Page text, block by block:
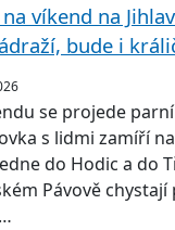
víkend na
bude i
se projede
s lidmi zamíří
do Hodic a do
Pávově